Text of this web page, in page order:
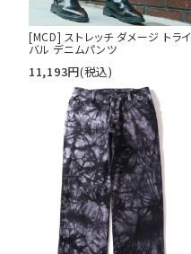
[MCD] ストレッチ ダメージ トライ
バル デニムパンツ
11,193円(税込)